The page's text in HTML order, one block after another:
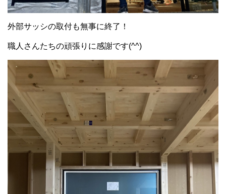
外部サッシの取付も無事に終了！
職人さんたちの頑張りに感謝です(^^)